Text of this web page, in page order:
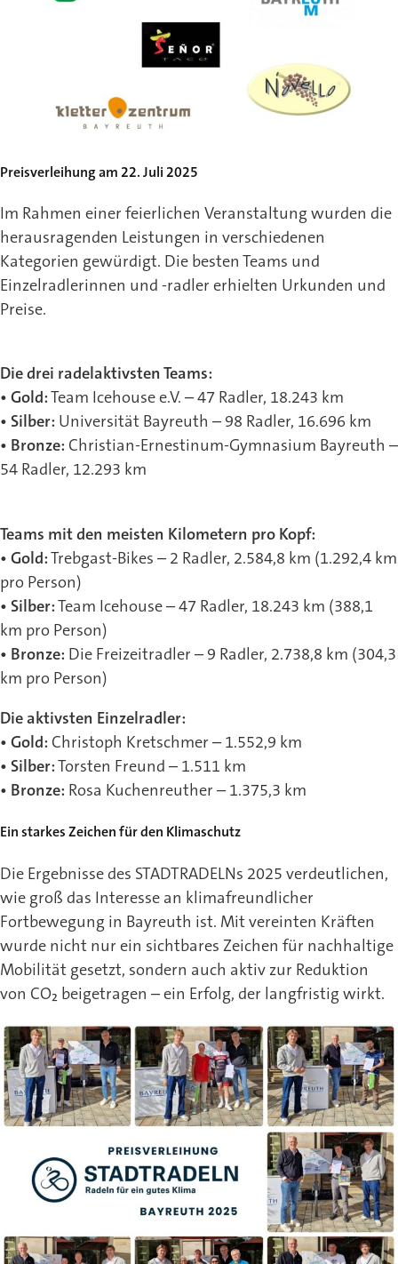
Preisverleihung am 22. Juli 2025
Im Rahmen einer feierlichen Veranstaltung wurden die
herausragenden Leistungen in verschiedenen
Kategorien gewürdigt. Die besten Teams und
Einzelradlerinnen und -radler erhielten Urkunden und
Preise.
Die drei radelaktivsten Teams:
• Gold:Team Icehouse e.V. – 47 Radler, 18.243 km
• Silber: Universität Bayreuth – 98 Radler, 16.696 km
• Bronze: Christian-Ernestinum-Gymnasium Bayreuth –
54 Radler, 12.293 km
Teams mit den meisten Kilometern pro Kopf:
• Gold:Trebgast-Bikes – 2 Radler, 2.584,8 km (1.292,4 km
pro Person)
• Silber:Team Icehouse – 47 Radler, 18.243 km (388,1
km pro Person)
• Bronze: Die Freizeitradler – 9 Radler, 2.738,8 km (304,3
km pro Person)
Die aktivsten Einzelradler:
• Gold: Christoph Kretschmer – 1.552,9 km
• Silber:Torsten Freund – 1.511 km
• Bronze: Rosa Kuchenreuther – 1.375,3 km
Ein starkes Zeichen für den Klimaschutz
Die Ergebnisse des STADTRADELNs 2025 verdeutlichen,
wie groß das Interesse an klimafreundlicher
Fortbewegung in Bayreuth ist. Mit vereinten Kräften
wurde nicht nur ein sichtbares Zeichen für nachhaltige
Mobilität gesetzt, sondern auch aktiv zur Reduktion
von CO₂ beigetragen – ein Erfolg, der langfristig wirkt.